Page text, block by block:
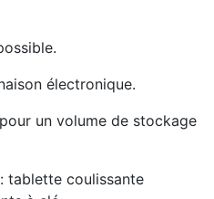
électronique.
un volume de stockage
tablette coulissante